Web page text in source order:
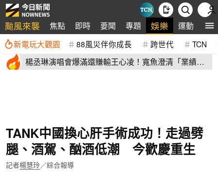
颱風來襲 焦點 即時 要聞 專題 娛樂 運動 全
新電玩大觀園 88風災伴你成長 跨世代 TCN
楊丞琳演唱會爆滿還賺輸王心凌！寬魚澄清「業績沒
TANK中國換心肝手術成功！走過劈
腿、酒駕、酗酒低潮 今歡慶重生
記者楊慧玲／綜合報導